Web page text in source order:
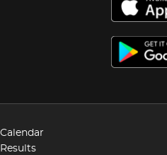
Calendar
Results